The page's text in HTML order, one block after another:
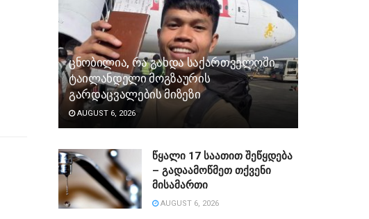
ცნობილია, რა გახდა საქართველოში
ტაილანდელი მოგზაურის
გარდაცვალების მიზეზი
AUGUST 6, 2026
წყალი 17 საათით შეწყდება
– გადაამოწმეთ თქვენი
მისამართი
AUGUST 6, 2026